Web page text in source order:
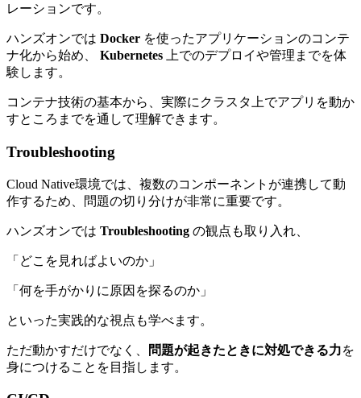
レーションです。
ハンズオンでは Docker を使ったアプリケーションのコンテ
ナ化から始め、 Kubernetes 上でのデプロイや管理までを体
験します。
コンテナ技術の基本から、実際にクラスタ上でアプリを動か
すところまでを通して理解できます。
Troubleshooting
Cloud Native環境では、複数のコンポーネントが連携して動
作するため、問題の切り分けが非常に重要です。
ハンズオンでは Troubleshooting の観点も取り入れ、
「どこを見ればよいのか」
「何を手がかりに原因を探るのか」
といった実践的な視点も学べます。
ただ動かすだけでなく、 問題が起きたときに対処できる力を
身につけることを目指します。